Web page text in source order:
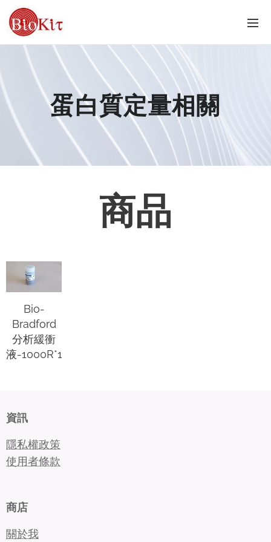
蛋白質定量相關
商品
Bio-
Bradford
分析緩衝
液-1000R*10
資訊
隱私權政策
使用者條款
商店
關於我